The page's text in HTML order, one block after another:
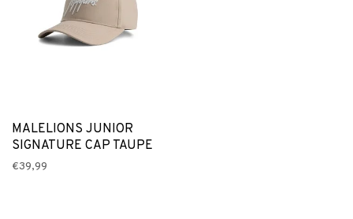
MALELIONS JUNIOR
SIGNATURE CAP TAUPE
€39,99